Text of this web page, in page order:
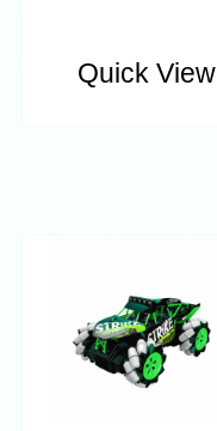
Quick View